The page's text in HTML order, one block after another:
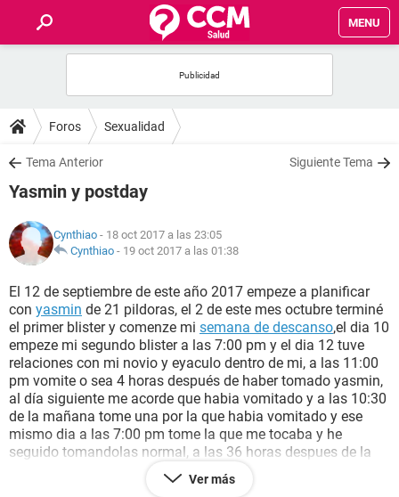
MENU
FOROS
SALUD
NUTRICIÓN
BIENESTAR
SEXUALIDAD
GLOSARIO
Foros Sexualidad
Tema Anterior Siguiente Tema
Yasmin y postday
Cynthiao - 18 oct 2017 a las 23:05
Cynthiao - 19 oct 2017 a las 01:38
El 12 de septiembre de este año 2017 empeze a planificar
con yasmin de 21 pildoras, el 2 de este mes octubre terminé
el primer blister y comenze mi semana de descanso,el dia 10
empeze mi segundo blister a las 7:00 pm y el dia 12 tuve
relaciones con mi novio y eyaculo dentro de mi, a las 11:00
pm vomite o sea 4 horas después de haber tomado yasmin,
al día siguiente me acorde que habia vomitado y a las 10:30
de la mañana tome una por la que habia vomitado y ese
mismo dia a las 7:00 pm tome la que me tocaba y he
seguido tomandolas normal, a las 36 horas despues de la
relación me dio miedo de que hubiera
postday .
Ver más